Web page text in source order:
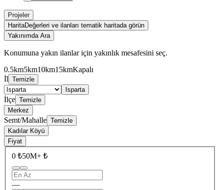
Projeler
HaritaDeğerleri ve ilanları tematik haritada görün
Yakınımda Ara
Konumuna yakın ilanlar için yakınlık mesafesini seç.
0.5km5km10km15kmKapalı
İl Temizle
Isparta
İlçe Temizle
Merkez
Semt/Mahalle Temizle
Kadılar Köyü
Fiyat
0 ₺50M+ ₺
—